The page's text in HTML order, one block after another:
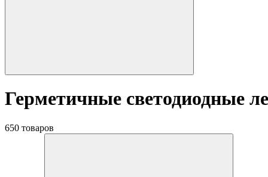
Герметичные светодиодные
650 товаров